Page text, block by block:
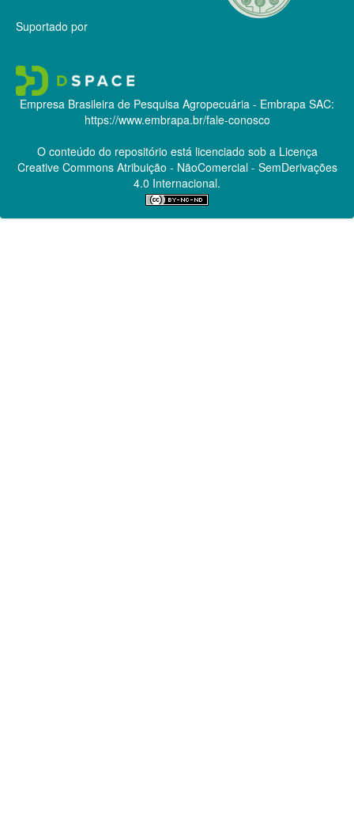
Suportado por
Empresa Brasileira de Pesquisa Agropecuária - Embrapa SAC:
https://www.embrapa.br/fale-conosco
O conteúdo do repositório está licenciado sob a Licença
Creative CommonsAtribuição - NãoComercial - SemDerivações
4.0 Internacional.